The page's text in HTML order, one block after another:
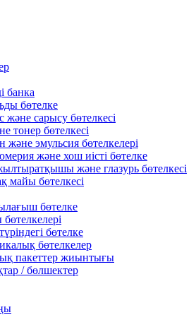
банка
бөтелке
және сарысу бөтелкесі
тонер бөтелкесі
және эмульсия бөтелкелері
және хош иісті бөтелке
және глазурь бөтелкесі
майы бөтелкесі
бөтелке
бөтелке
бөтелкелер
пакеттер жиынтығы
/ бөлшектер